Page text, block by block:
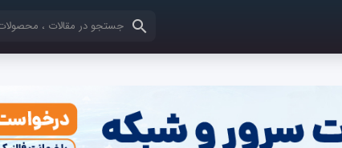
کلمات کلیدی خود را وارد کنید